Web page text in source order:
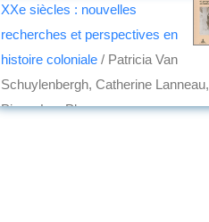
XXe siècles : nouvelles
recherches et perspectives en
histoire coloniale / Patricia Van
Schuylenbergh, Catherine Lanneau,
Pierre-Luc Plasman